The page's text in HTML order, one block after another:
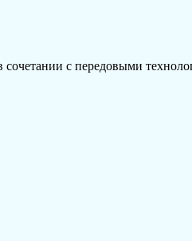
с передовыми